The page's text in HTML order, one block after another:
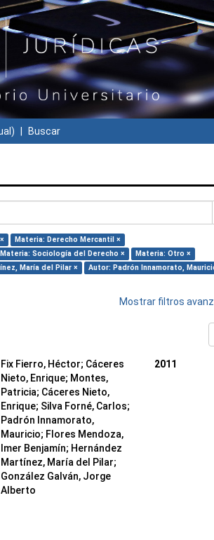
Buscar
Materia: Derecho Mercantil ×
Materia: Sociología del Derecho ×
Materia: Otro ×
María del Pilar ×
Autor: Padrón Innamorato,
Mostrar filtros
Fix Fierro, Héctor; Cáceres
Nieto, Enrique; Montes,
Patricia; Cáceres Nieto,
Enrique; Silva Forné, Carlos;
Padrón Innamorato,
Mauricio; Flores Mendoza,
Imer Benjamín; Hernández
Martínez, María del Pilar;
González Galván, Jorge
Alberto
2011